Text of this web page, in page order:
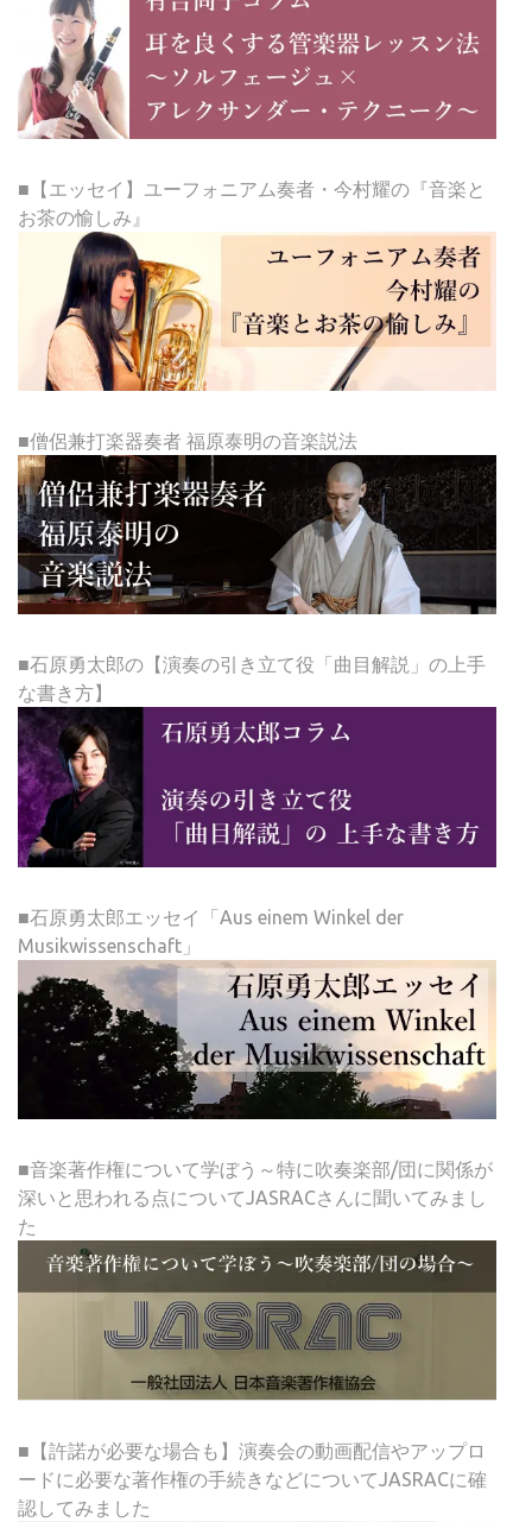
■【エッセイ】ユーフォニアム奏者・今村耀の『音楽と
お茶の愉しみ』
■僧侶兼打楽器奏者 福原泰明の音楽説法
■石原勇太郎の【演奏の引き立て役「曲目解説」の上手
な書き方】
■石原勇太郎エッセイ「Aus einem Winkel der
Musikwissenschaft」
■音楽著作権について学ぼう～特に吹奏楽部/団に関係が
深いと思われる点についてJASRACさんに聞いてみまし
た
■【許諾が必要な場合も】演奏会の動画配信やアップロ
ードに必要な著作権の手続きなどについてJASRACに確
認してみました